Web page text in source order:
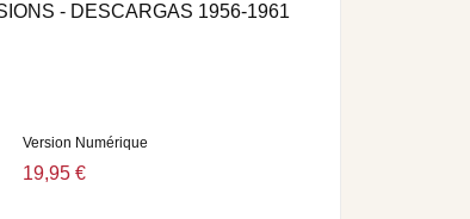
- DESCARGAS 1956-1961
Version Numérique
19,95 €